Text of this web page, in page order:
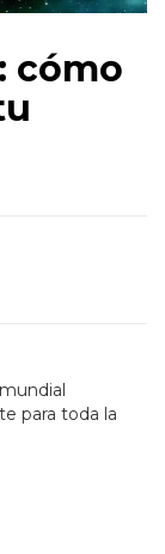
cómo
para toda la